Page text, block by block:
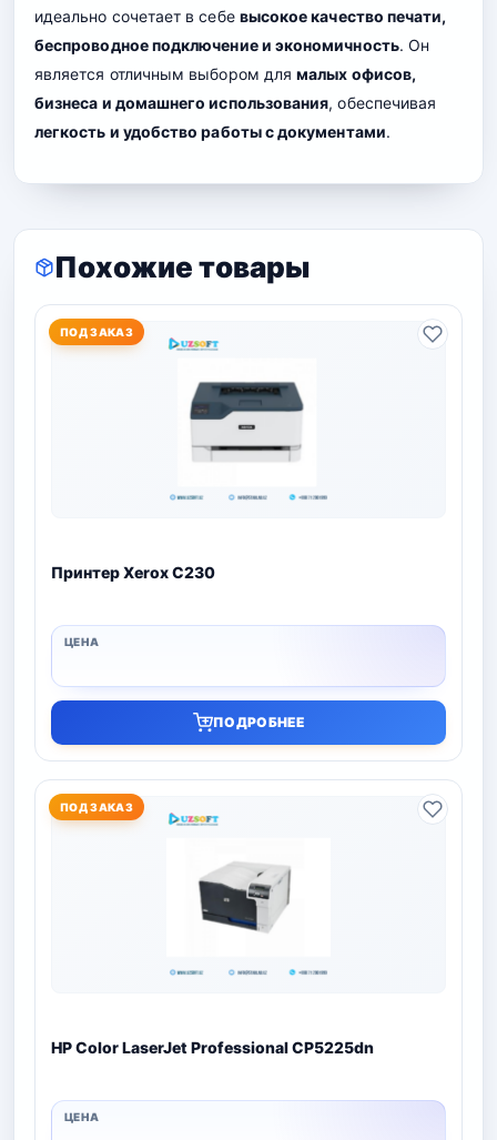
идеально сочетает в себе высокое качество печати,
беспроводное подключение и экономичность. Он
является отличным выбором длямалых офисов,
бизнеса и домашнего использования, обеспечивая
легкость и удобство работы с документами.
Похожие товары
ПОД ЗАКАЗ
Принтер Xerox C230
ПОДРОБНЕЕ
ПОД ЗАКАЗ
HP Color LaserJet Professional CP5225dn